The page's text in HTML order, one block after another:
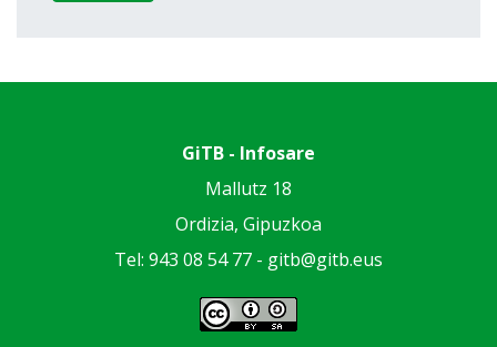
GiTB - Infosare
Mallutz 18
Ordizia, Gipuzkoa
Tel: 943 08 54 77 - gitb@gitb.eus